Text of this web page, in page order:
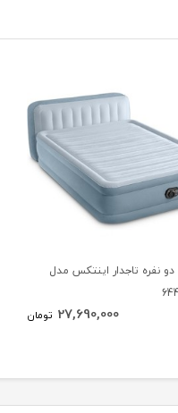
نفره تاجدار اینتکس مدل
27,690,000 تومان